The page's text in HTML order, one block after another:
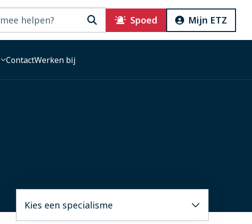
Zoeken Spoed Mijn ETZ
ContactWerken bij
Kies een specialisme